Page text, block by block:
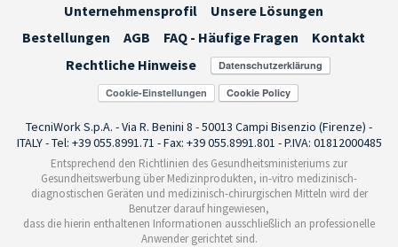
Unternehmensprofil
Unsere Lösungen
Bestellungen
AGB FAQ - Häufige Fragen
Kontakt
Rechtliche Hinweise
Cookie-Einstellungen
TecniWork S.p.A. - Via R. Benini 8 - 50013 Campi Bisenzio (Firenze) -
ITALY - Tel: +39 055.8991.71 - Fax: +39 055.8991.801 - P.IVA: 01812000485
Entsprechend den Richtlinien des Gesundheitsministeriums zur
Gesundheitswerbung über Medizinprodukten, in-vitro medizinisch-
diagnostischen Geräten und medizinisch-chirurgischen Mitteln wird der
Benutzer darauf hingewiesen,
dass die hierin enthaltenen Informationen ausschließlich an professionelle
Anwender gerichtet sind.